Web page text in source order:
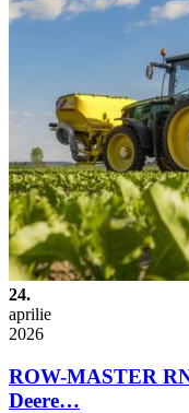
24.
aprilie
2026
ROW-MASTER
Deere…